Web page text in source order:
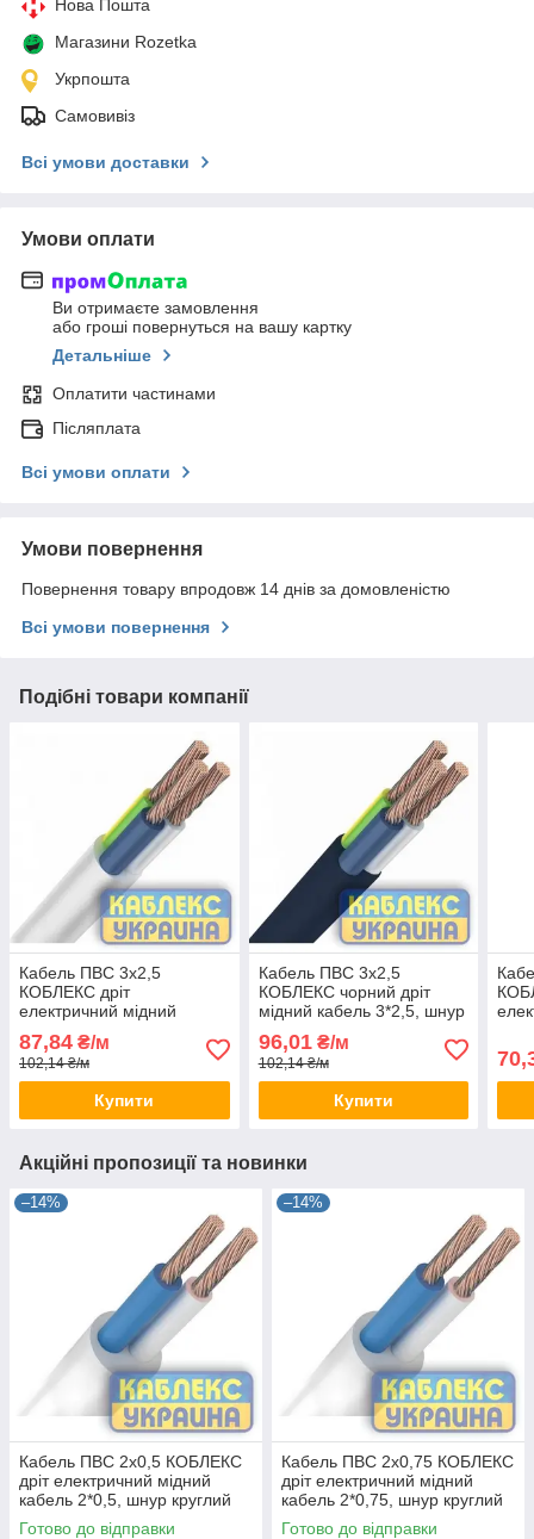
Нова Пошта
Магазини Rozetka
Укрпошта
Самовивіз
Всі умови доставки
Умови оплати
Ви отримаєте замовлення
або гроші повернуться на вашу картку
Детальніше
Оплатити частинами
Післяплата
Всі умови оплати
Умови повернення
Повернення товару впродовж 14 днів за домовленістю
Всі умови повернення
Подібні товари компанії
Кабель ПВС 3х2,5
КОБЛЕКС дріт
електричний мідний
круглий KUc31-1325 (на
відрізн)
87,84 ₴/м
102,14 ₴/м
Купити
Кабель ПВС 3х2,5
КОБЛЕКС чорний дріт
мідний кабель 3*2,5, шнур
відрізн)
96,01₴/м
102,14 ₴/м
Купити
Акційні пропозиції та новинки
–14%
Кабель ПВС 2х0,5 КОБЛЕКС
дріт електричний мідний
кабель 2*0,5, шнур круглий
KUc31-1205 (на відріз)
Готово до відправки
–14%
Кабель ПВС 2х0,75 КОБЛЕКС
дріт електричний мідний
кабель 2*0,75, шнур круглий
KUc31-12075 (на відріз)
Готово до відправки